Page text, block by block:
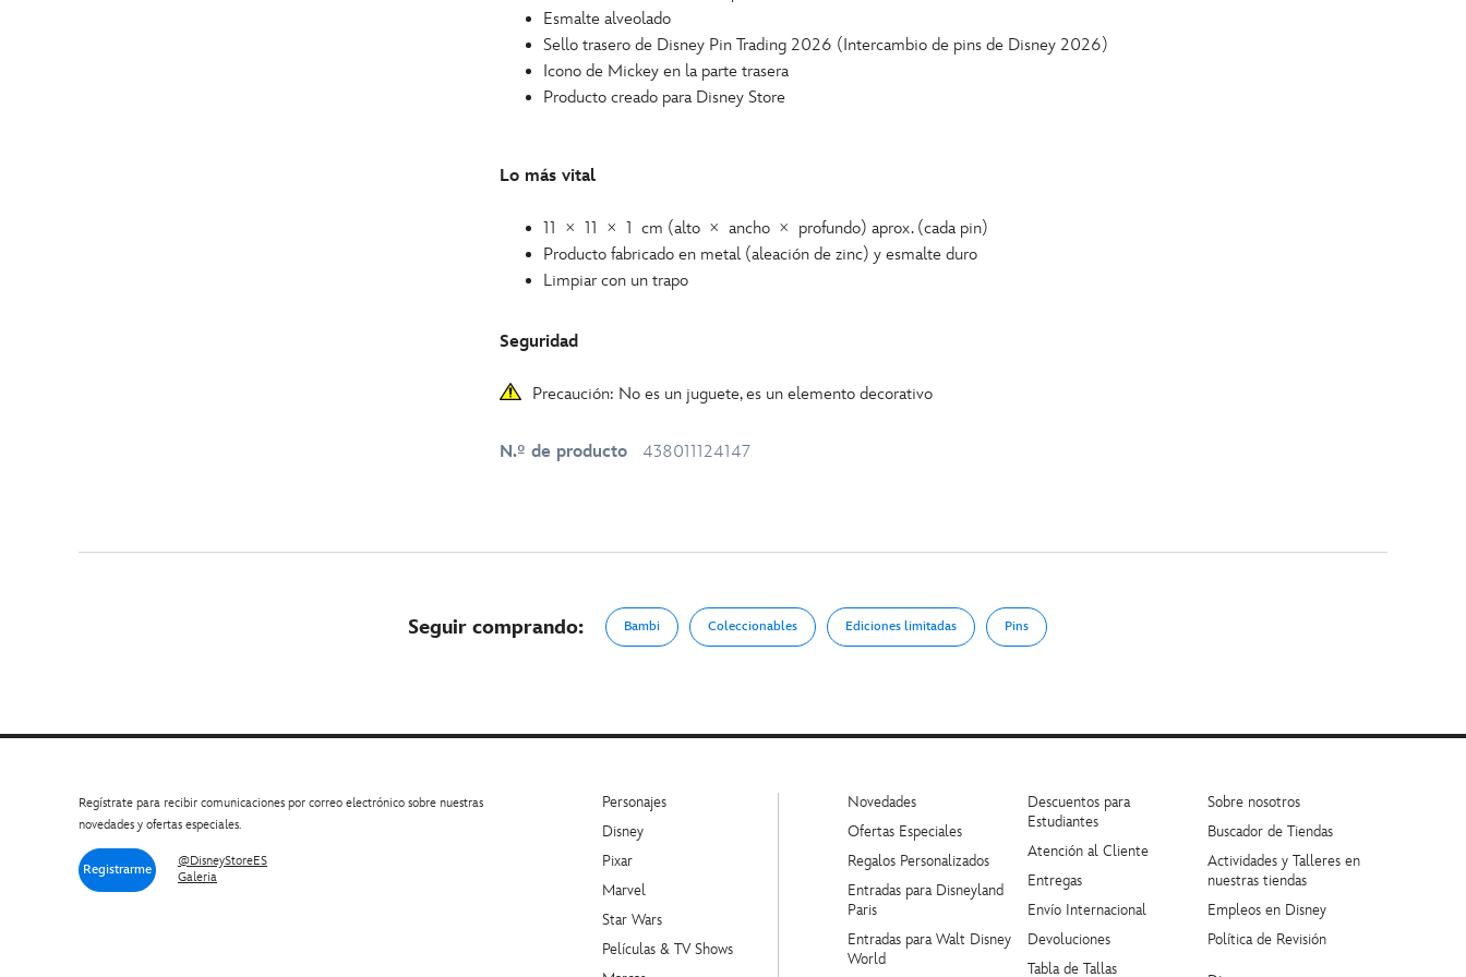
Esmalte alveolado
Sello trasero de Disney Pin Trading 2026 (Intercambio de pins de Disney 2026)
Icono de Mickey en la parte trasera
Producto creado para Disney Store
Lo más vital
11 × 11 × 1 cm (alto × ancho × profundo) aprox. (cada pin)
Producto fabricado en metal (aleación de zinc) y esmalte duro
Limpiar con un trapo
Seguridad
Precaución: No es un juguete, es un elemento decorativo
N.º de producto 438011124147
Seguir comprando: Bambi Coleccionables Ediciones limitadas Pins
Regístrate para recibir comunicaciones por correo electrónico sobre nuestras
novedades y ofertas especiales.
Registrarme
@DisneyStoreES
Galeria
Personajes
Disney
Pixar
Marvel
Star Wars
Películas & TV Shows
Novedades
Ofertas Especiales
Regalos Personalizados
Entradas para Disneyland
Paris
Entradas para Walt Disney
World
Descuentos para
Estudiantes
Atención al Cliente
Entregas
Envío Internacional
Devoluciones
Tabla de Tallas
Sobre nosotros
Buscador de Tiendas
Actividades y Talleres en
nuestras tiendas
Empleos en Disney
Política de Revisión